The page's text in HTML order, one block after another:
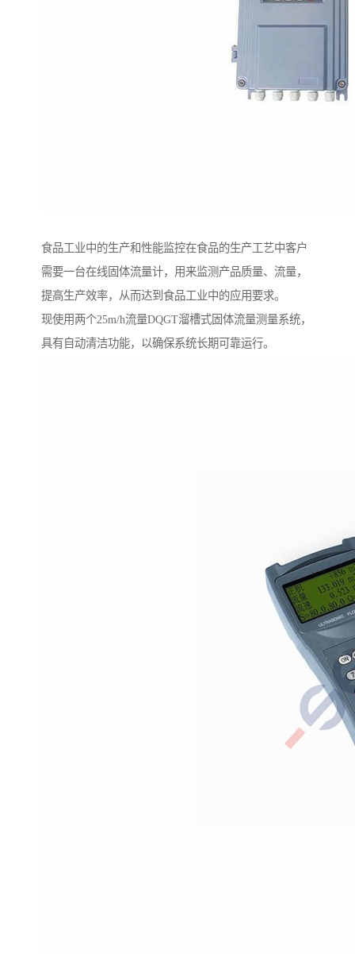
食品工业中的生产和性能监控在食品的生产工艺中客户
需要一台在线固体流量计，用来监测产品质量、流量，
提高生产效率，从而达到食品工业中的应用要求。
现使用两个25m/h流量DQGT溜槽式固体流量测量系统，
具有自动清洁功能，以确保系统长期可靠运行。